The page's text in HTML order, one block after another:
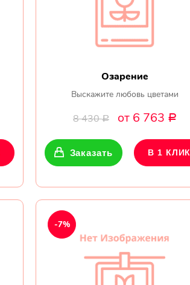
Озарение
Выскажите любовь цветами
8 430Р от 6 763 Р
Заказать В 1 КЛИК
-7%